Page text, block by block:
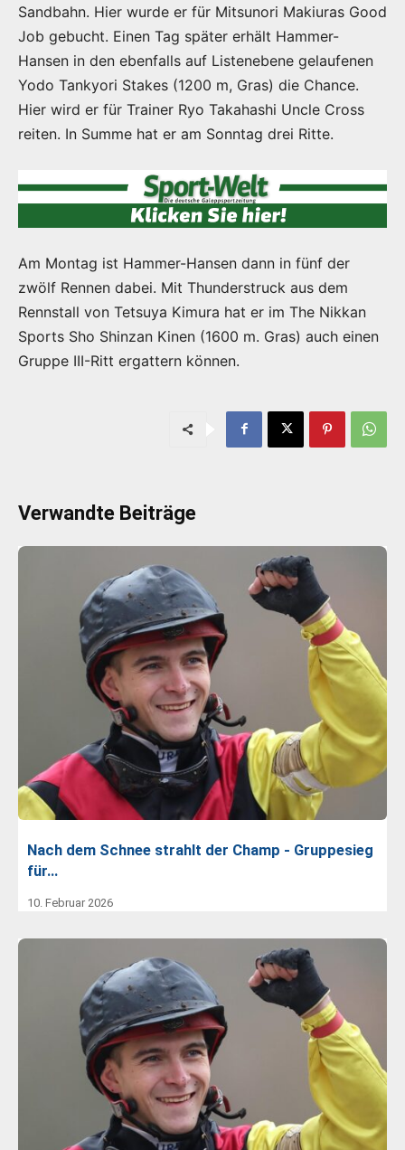
Sandbahn. Hier wurde er für Mitsunori Makiuras Good
Job gebucht. Einen Tag später erhält Hammer-
Hansen in den ebenfalls auf Listenebene gelaufenen
Yodo Tankyori Stakes (1200 m, Gras) die Chance.
Hier wird er für Trainer Ryo Takahashi Uncle Cross
reiten. In Summe hat er am Sonntag drei Ritte.
Am Montag ist Hammer-Hansen dann in fünf der
zwölf Rennen dabei. Mit Thunderstruck aus dem
Rennstall von Tetsuya Kimura hat er im The Nikkan
Sports Sho Shinzan Kinen (1600 m. Gras) auch einen
Gruppe III-Ritt ergattern können.
Verwandte Beiträge
Nach dem Schnee strahlt der Champ - Gruppesieg
für…
10. Februar 2026